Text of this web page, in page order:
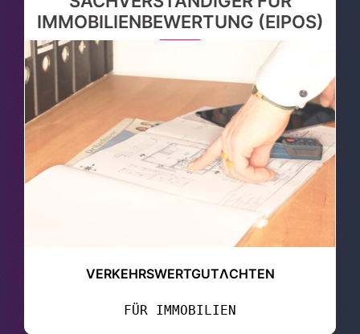
IMMOBILIENBEWERTUNG (EIPOS)
VERKEHRSWERTGUTΛCHTEN
FÜR IMMOBILIEN